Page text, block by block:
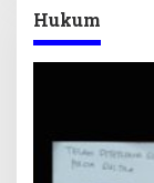
Hukum